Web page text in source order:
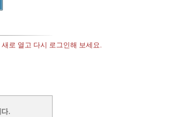
로 열고 다시 로그인해 보세요.